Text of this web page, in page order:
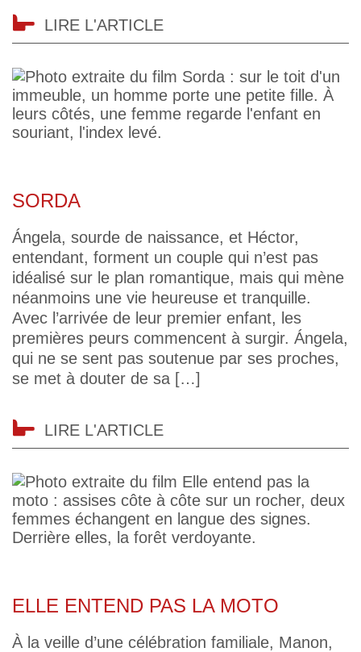
LIRE L'ARTICLE
SORDA
Ángela, sourde de naissance, et Héctor,
entendant, forment un couple qui n’est pas
idéalisé sur le plan romantique, mais qui mène
néanmoins une vie heureuse et tranquille.
Avec l’arrivée de leur premier enfant, les
premières peurs commencent à surgir. Ángela,
qui ne se sent pas soutenue par ses proches,
se met à douter de sa […]
LIRE L'ARTICLE
ELLE ENTEND PAS LA MOTO
À la veille d’une célébration familiale, Manon,